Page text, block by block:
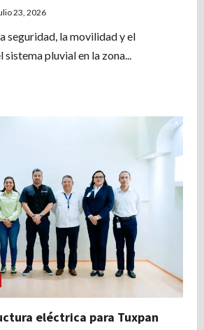
23, 2026
seguridad, la movilidad y el
pluvial en la zona...
eléctrica para Tuxpan